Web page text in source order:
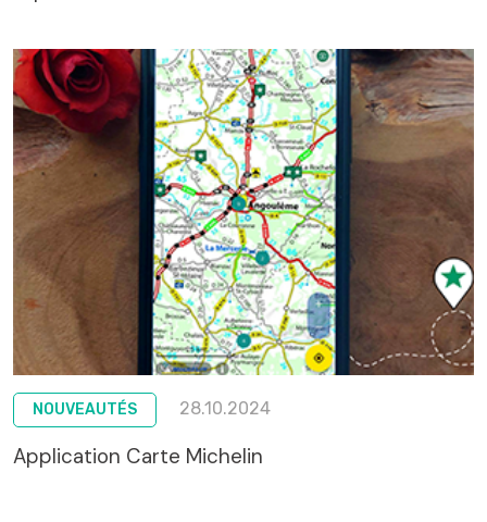
NOUVEAUTÉS 28.10.2024
Application Carte Michelin